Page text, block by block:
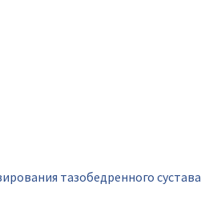
тазобедренного сустава